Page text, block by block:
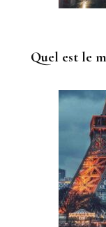
Quel est le